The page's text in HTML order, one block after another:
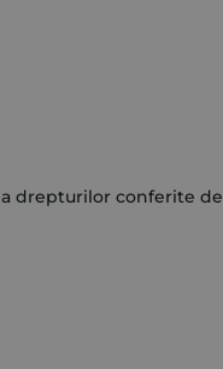
drepturilor conferite